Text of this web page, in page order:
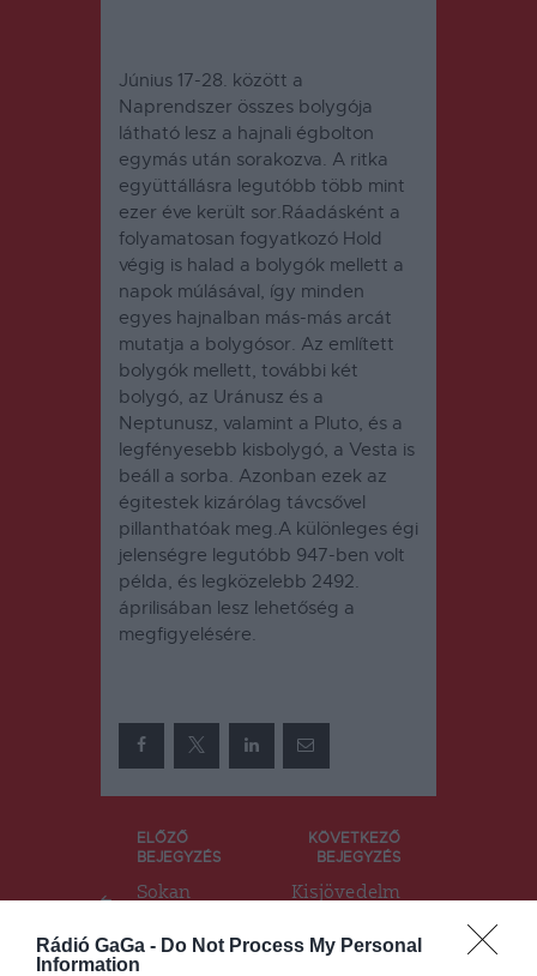
Rádió GaGa - Do Not Process My Personal
Information
Június 17-28. között a
Naprendszer összes bolygója
látható lesz a hajnali égbolton
egymás után sorakozva. A ritka
együttállásra legutóbb több mint
ezer éve került sor.Ráadásként a
folyamatosan fogyatkozó Hold
végig is halad a bolygók mellett a
napok múlásával, így minden
egyes hajnalban más-más arcát
mutatja a bolygósor. Az említett
bolygók mellett, további két
bolygó, az Uránusz és a
Neptunusz, valamint a Pluto, és a
legfényesebb kisbolygó, a Vesta is
beáll a sorba. Azonban ezek az
égitestek kizárólag távcsővel
pillanthatóak meg.A különleges égi
jelenségre legutóbb 947-ben volt
példa, és legközelebb 2492.
áprilisában lesz lehetőség a
megfigyelésére.
Bejegyzés
navigáció
ELŐZŐ
BEJEGYZÉS
Sokan
nyaralást
idén
KÖVETKEZŐ
BEJEGYZÉS
Kisjövedelm
családoknak
nyújtanak